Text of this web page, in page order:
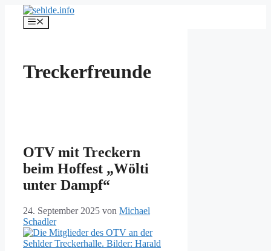
Inhalt
springen
Menü
Treckerfreunde
OTV mit Treckern
beim Hoffest „Wölti
unter Dampf“
24. September 2025 von Michael
Schadler